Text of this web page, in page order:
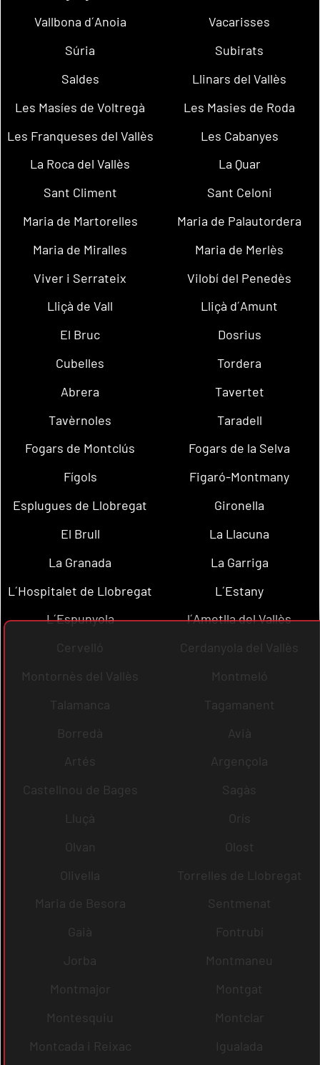
Vallbona d´Anoia
Vacarisses
Súria
Subirats
Saldes
Llinars del Vallès
Les Masíes de Voltregà
Les Masies de Roda
Les Franqueses del Vallès
Les Cabanyes
La Roca del Vallès
La Quar
Sant Climent
Sant Celoni
Maria de Martorelles
Maria de Palautordera
Maria de Miralles
Maria de Merlès
Viver i Serrateix
Vilobí del Penedès
Lliçà de Vall
Lliçà d´Amunt
El Bruc
Dosrius
Cubelles
Tordera
Abrera
Tavertet
Tavèrnoles
Taradell
Fogars de Montclús
Fogars de la Selva
Fígols
Figaró-Montmany
Esplugues de Llobregat
Gironella
El Brull
La Llacuna
La Granada
La Garriga
L´Hospitalet de Llobregat
L´Estany
L´Espunyola
l´Ametlla del Vallès
Cervelló
Cerdanyola del Vallès
Montornès del Vallès
Montmeló
Talamanca
Tagamanent
Borredà
Avià
Artés
Argençola
Castellnou de Bages
Sagàs
Lluçà
Orís
Olvan
Olost
Olivella
Torrelles de Llobregat
Maria de Besora
Sentmenat
Gaià
Fontrubí
Jorba
Montmaneu
Montmajor
Montgat
Montesquiu
Montclar
Montcada i Reixac
Igualada